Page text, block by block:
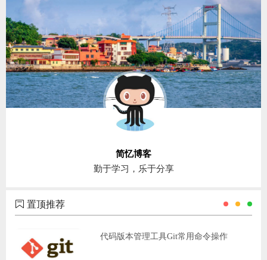
简忆博客
勤于学习，乐于分享
置顶推荐
代码版本管理工具Git常用命令操作
html前端按钮效果